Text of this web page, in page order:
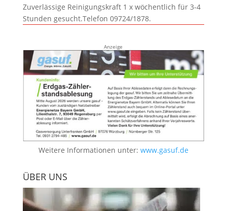
Zuverlässige Reinigungskraft 1 x wöchentlich für 3-4
Stunden gesucht.Telefon 09724/1878.
Anzeige
Weitere Informationen unter: www.gasuf.de
ÜBER UNS